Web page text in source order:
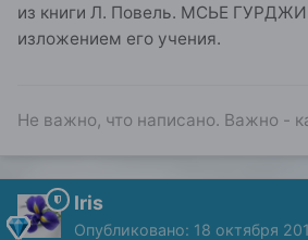
из книги Л. Повель. МСЬЕ
изложением его учения.
Не важно, что написано. Важно -
Iris
Опубликовано: 18 октября